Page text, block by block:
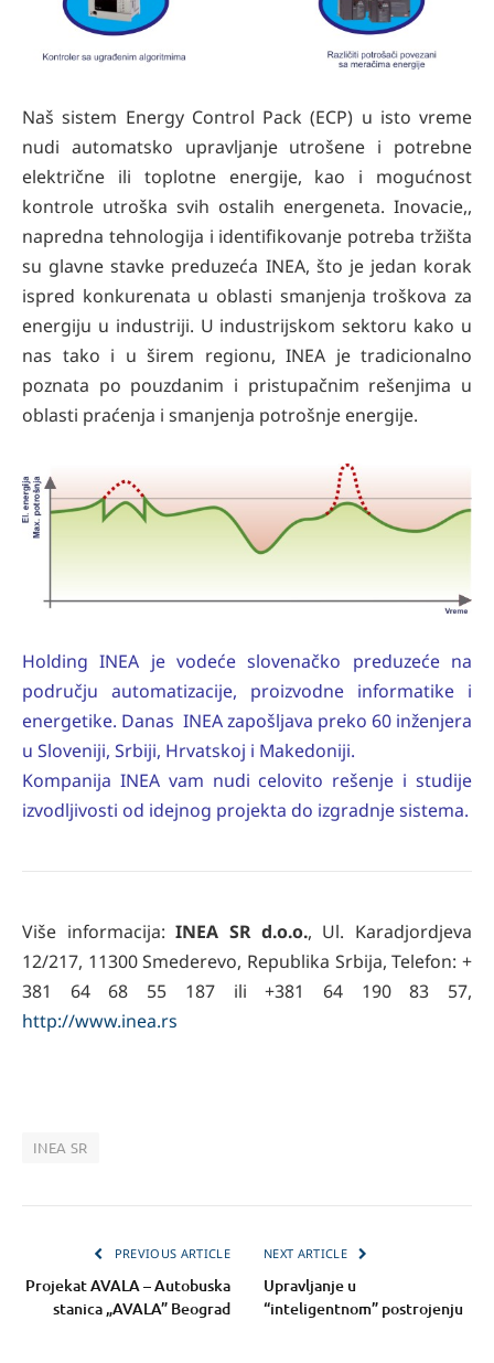
Naš sistem Energy Control Pack (ECP) u isto vreme
nudi automatsko upravljanje utrošene i potrebne
električne ili toplotne energije, kao i mogućnost
kontrole utroška svih ostalih energeneta. Inovacie,,
napredna tehnologija i identifikovanje potreba tržišta
su glavne stavke preduzeća INEA, što je jedan korak
ispred konkurenata u oblasti smanjenja troškova za
energiju u industriji. U industrijskom sektoru kako u
nas tako i u širem regionu, INEA je tradicionalno
poznata po pouzdanim i pristupačnim rešenjima u
oblasti praćenja i smanjenja potrošnje energije.
Holding INEA je vodeće slovenačko preduzeće na
području automatizacije, proizvodne informatike i
energetike. Danas INEA zapošljava preko 60 inženjera
u Sloveniji, Srbiji, Hrvatskoj i Makedoniji.
Kompanija INEA vam nudi celovito rešenje i studije
izvodljivosti od idejnog projekta do izgradnje sistema.
Više informacija:INEA SR d.o.o., Ul. Karadjordjeva
12/217, 11300 Smederevo, Republika Srbija, Telefon: +
381 64 68 55 187 ili +381 64 190 83 57,
http://www.inea.rs
INEA SR
PREVIOUS ARTICLE
Projekat AVALA – Autobuska
stanica „AVALA” Beograd
NEXT ARTICLE
Upravljanje u
“inteligentnom” postrojenju